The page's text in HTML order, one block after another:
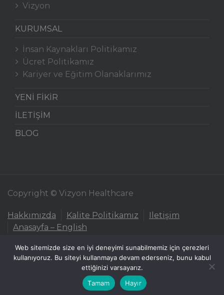
Vizyon
KURUMSAL
İnsan Kaynakları Politikamız
Ücret Politikamız
Kariyer ve Eğitim Olanaklarımız
YENİ FİKİR
İLETİŞİM
BLOG
Copyright © Vizyon Healthcare
Hakkımızda Kalite Politikamız
Iletişim
Anasayfa – English
Web sitemizde size en iyi deneyimi sunabilmemiz için çerezleri
kullanıyoruz. Bu siteyi kullanmaya devam ederseniz, bunu kabul
ettiğinizi varsayarız.
Tamam
Hayır